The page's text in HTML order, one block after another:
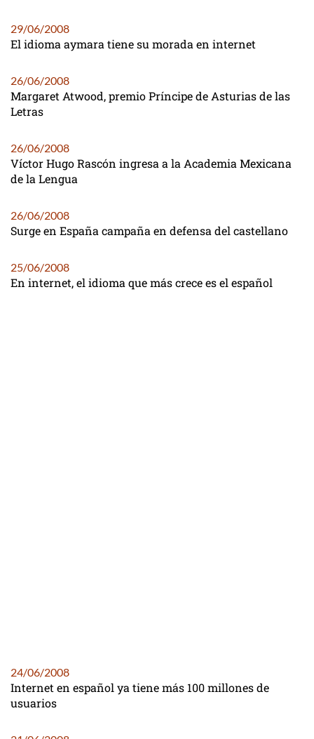
29/06/2008
El idioma aymara tiene su morada en internet
26/06/2008
Margaret Atwood, premio Príncipe de Asturias de las
Letras
26/06/2008
Víctor Hugo Rascón ingresa a la Academia Mexicana
de la Lengua
26/06/2008
Surge en España campaña en defensa del castellano
25/06/2008
En internet, el idioma que más crece es el español
24/06/2008
Internet en español ya tiene más 100 millones de
usuarios